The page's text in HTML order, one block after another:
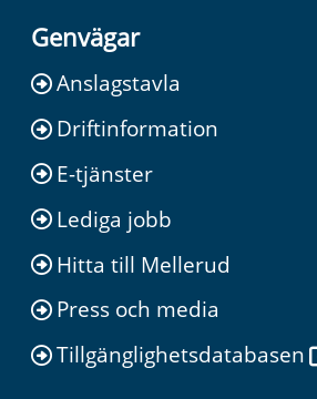
Genvägar
Anslagstavla
Driftinformation
E-tjänster
Lediga jobb
Hitta till Mellerud
Press och media
Tillgänglighetsdatabasen